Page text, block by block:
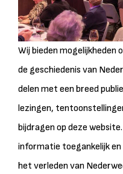
Wij bieden mogelijkheden
de geschiedenis van
delen met een breed
lezingen,
bijdragen op deze
informatie toegankelijk
het verleden van